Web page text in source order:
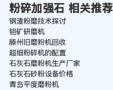
粉碎加强石 相关推荐
钢渣粉磨技术探讨
钽矿研磨机
滕州旧磨粉机回收
超细粉碎机的配置
石灰石磨粉机生产厂家
石灰石砂粉设备价格
青岛平度磨粉机